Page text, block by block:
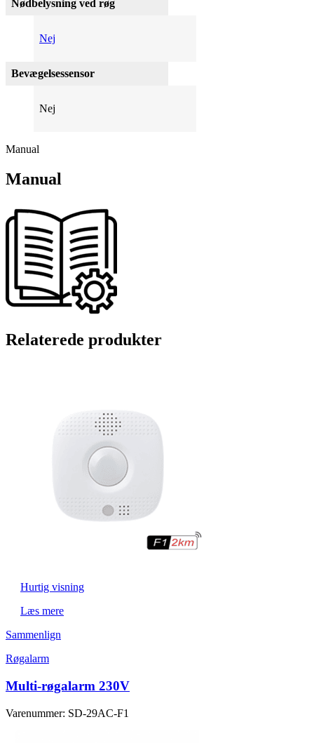
Nødbelysning ved røg
Nej
Bevægelsessensor
Nej
Manual
Manual
Relaterede produkter
Hurtig visning
Læs mere
Sammenlign
Røgalarm
Multi-røgalarm 230V
Varenummer: SD-29AC-F1